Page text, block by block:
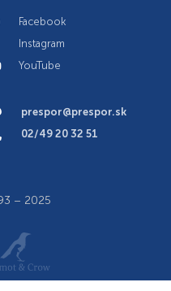
Facebook
Instagram
YouTube
prespor@prespor.sk
02/49 20 32 51
– 2025